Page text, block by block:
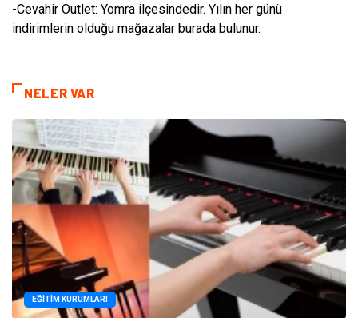
-Cevahir Outlet: Yomra ilçesindedir. Yılın her günü
indirimlerin olduğu mağazalar burada bulunur.
NELER VAR
EĞITIM KURUMLARI